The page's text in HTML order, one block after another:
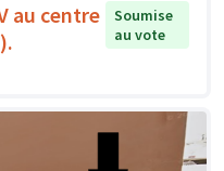
au centre
Soumise
au vote